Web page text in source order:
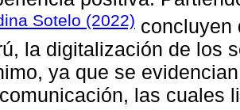
Sotelo (2022) concluyen
la digitalización de los
ya que se
las cuales